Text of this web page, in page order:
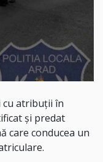
cu atribuții în
și predat
care conducea un